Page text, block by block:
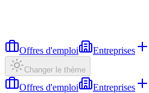
Offres d'emploi Entreprises
Changer le thème
Offres d'emploi Entreprises